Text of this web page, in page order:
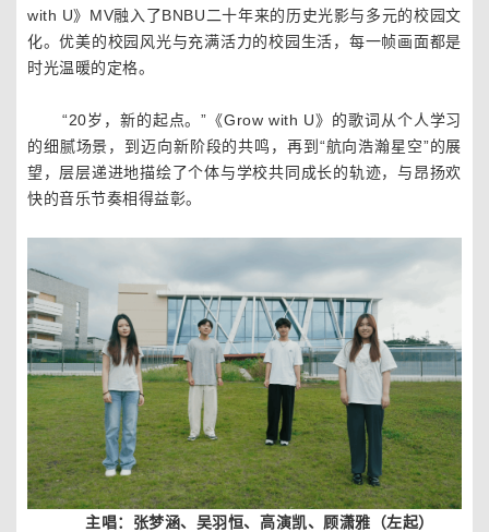
with U》MV融入了BNBU二十年来的历史光影与多元的校园文
化。优美的校园风光与充满活力的校园生活，每一帧画面都是
时光温暖的定格。
“20岁，新的起点。”《Grow with U》的歌词从个人学习
的细腻场景，到迈向新阶段的共鸣，再到“航向浩瀚星空”的展
望，层层递进地描绘了个体与学校共同成长的轨迹，与昂扬欢
快的音乐节奏相得益彰。
主唱：张梦涵、吴羽恒、高演凯、顾潇雅（左起）